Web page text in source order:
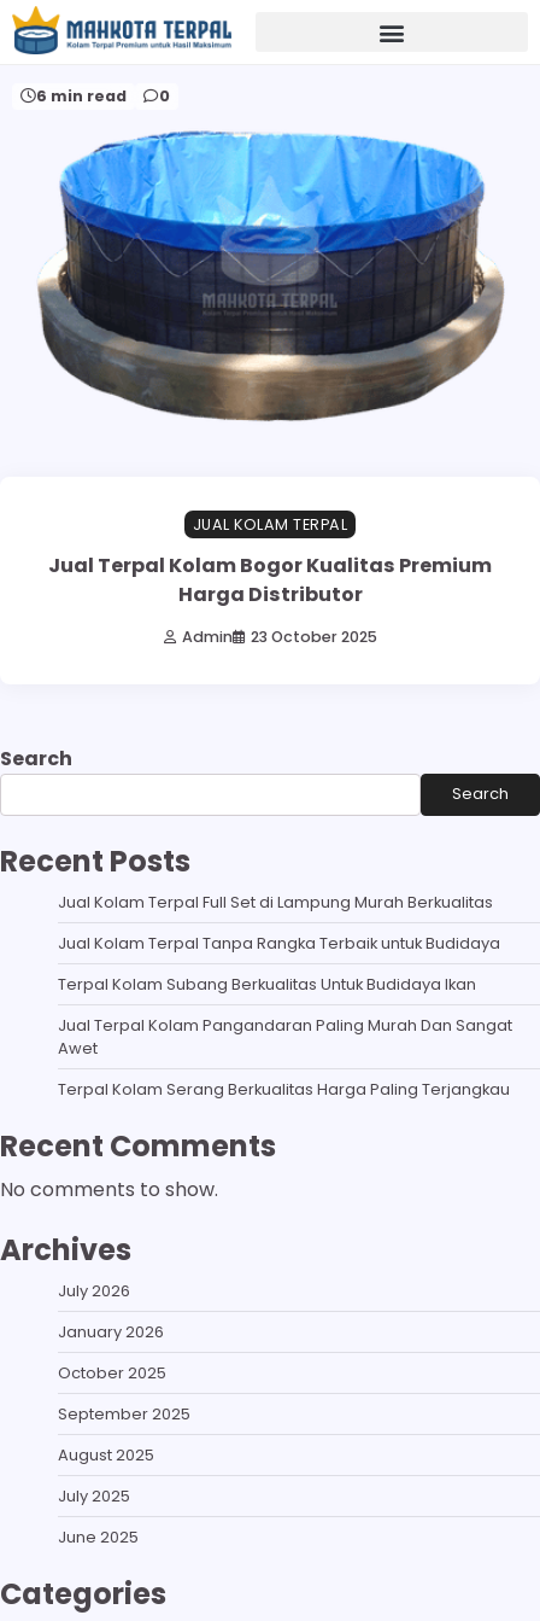
Home jual terpal kolam bogor
6 min read 0
JUAL KOLAM TERPAL
Jual Terpal Kolam Bogor Kualitas Premium
Harga Distributor
Admin 23 October 2025
Search
Search
Recent Posts
Jual Kolam Terpal Full Set di Lampung Murah Berkualitas
Jual Kolam Terpal Tanpa Rangka Terbaik untuk Budidaya
Terpal Kolam Subang Berkualitas Untuk Budidaya Ikan
Jual Terpal Kolam Pangandaran Paling Murah Dan Sangat
Awet
Terpal Kolam Serang Berkualitas Harga Paling Terjangkau
Recent Comments
No comments to show.
Archives
July 2026
January 2026
October 2025
September 2025
August 2025
July 2025
June 2025
Categories